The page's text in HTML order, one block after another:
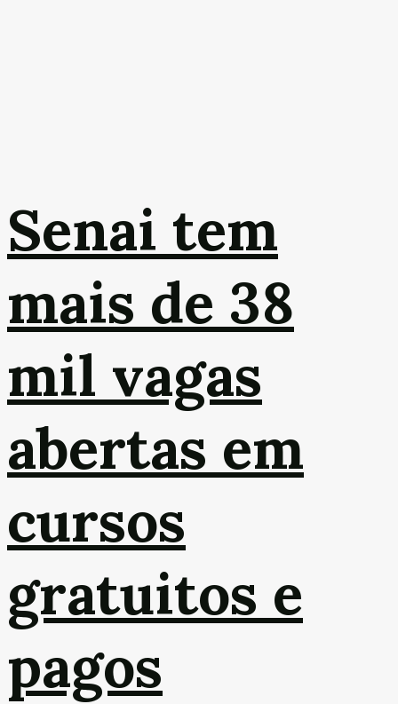
Senai tem
mais de 38
mil vagas
abertas em
cursos
gratuitos e
pagos